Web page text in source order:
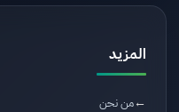
المزيد
من نحن